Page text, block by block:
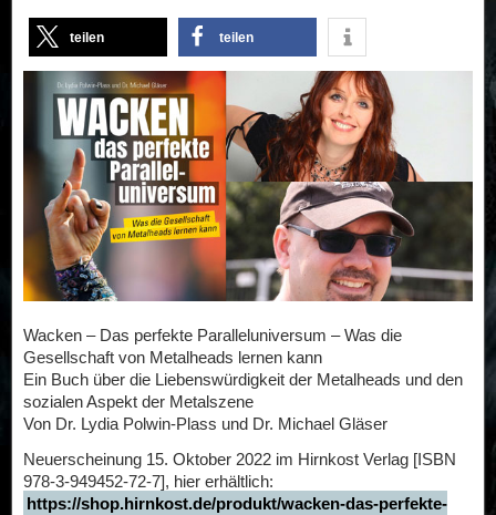
teilen teilen
Wacken – Das perfekte Paralleluniversum – Was die
Gesellschaft von Metalheads lernen kann
Ein Buch über die Liebenswürdigkeit der Metalheads und den
sozialen Aspekt der Metalszene
Von Dr. Lydia Polwin-Plass und Dr. Michael Gläser
Neuerscheinung 15. Oktober 2022 im Hirnkost Verlag [ISBN
978-3-949452-72-7], hier erhältlich:
https://shop.hirnkost.de/produkt/wacken-das-perfekte-